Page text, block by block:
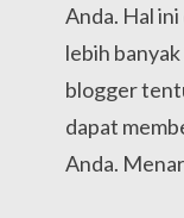
Anda. Hal
lebih
blogger
dapat
Anda.